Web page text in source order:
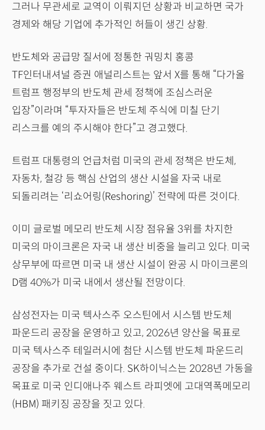
그러나 무관세로 교역이 이뤄지던 상황과 비교하면 국가
경제와 해당 기업에 추가적인 허들이 생긴 상황.
반도체와 공급망 질서에 정통한 궈밍치 홍콩
TF인터내셔널 증권 애널리스트는 앞서 X를 통해 “다가올
트럼프 행정부의 반도체 관세 정책에 조심스러운
입장”이라며 “투자자들은 반도체 주식에 미칠 단기
리스크를 예의 주시해야 한다”고 경고했다.
트럼프 대통령의 언급처럼 미국의 관세 정책은 반도체,
자동차, 철강 등 핵심 산업의 생산 시설을 자국 내로
되돌리려는 ‘리쇼어링(Reshoring)’ 전략에 따른 것이다.
이미 글로벌 메모리 반도체 시장 점유율 3위를 차지한
미국의 마이크론은 자국 내 생산 비중을 늘리고 있다. 미국
상무부에 따르면 미국 내 생산 시설이 완공 시 마이크론의
D램 40%가 미국 내에서 생산될 전망이다.
삼성전자는 미국 텍사스주 오스틴에서 시스템 반도체
파운드리 공장을 운영하고 있고, 2026년 양산을 목표로
미국 텍사스주 테일러시에 첨단 시스템 반도체 파운드리
공장을 추가로 건설 중이다. SK하이닉스는 2028년 가동을
목표로 미국 인디애나주 웨스트 라피엣에 고대역폭메모리
(HBM) 패키징 공장을 짓고 있다.